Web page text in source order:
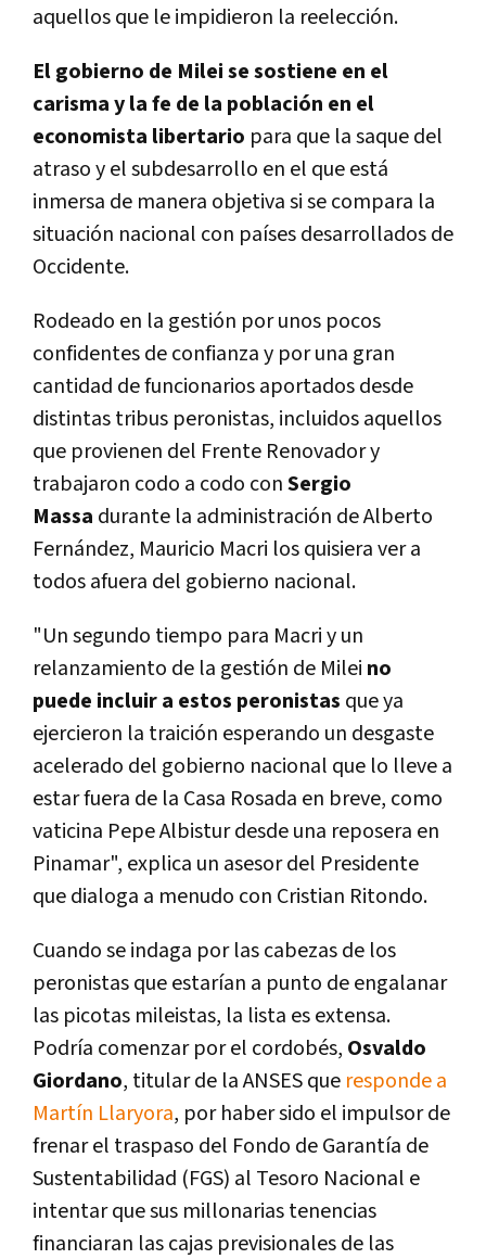
aquellos que le impidieron la reelección.
El gobierno de Milei se sostiene en el
carisma y la fe de la población en el
economista libertario para que la saque del
atraso y el subdesarrollo en el que está
inmersa de manera objetiva si se compara la
situación nacional con países desarrollados de
Occidente.
Rodeado en la gestión por unos pocos
confidentes de confianza y por una gran
cantidad de funcionarios aportados desde
distintas tribus peronistas, incluidos aquellos
que provienen del Frente Renovador y
trabajaron codo a codo conSergio
Massa durante la administración de Alberto
Fernández, Mauricio Macri los quisiera ver a
todos afuera del gobierno nacional.
"Un segundo tiempo para Macri y un
relanzamiento de la gestión de Milei no
puede incluir a estos peronistas que ya
ejercieron la traición esperando un desgaste
acelerado del gobierno nacional que lo lleve a
estar fuera de la Casa Rosada en breve, como
vaticina Pepe Albistur desde una reposera en
Pinamar", explica un asesor del Presidente
que dialoga a menudo con Cristian Ritondo.
Cuando se indaga por las cabezas de los
peronistas que estarían a punto de engalanar
las picotas mileistas, la lista es extensa.
Podría comenzar por el cordobés, Osvaldo
Giordano, titular de la ANSES que responde a
Martín Llaryora, por haber sido el impulsor de
frenar el traspaso del Fondo de Garantía de
Sustentabilidad (FGS) al Tesoro Nacional e
intentar que sus millonarias tenencias
financiaran las cajas previsionales de las